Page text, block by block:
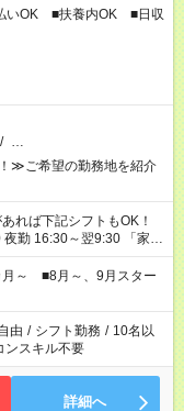
いOK ■扶養内OK ■日収
/ …
≫ご希望の勤務地を紹介
16:30～翌9:30 「家族
夕飯の準備がしたい」
ご希望を教えてください
計で週40時間を超える場
月～ ■8月～、9月スター
由 / シフト勤務 / 10名以
ンスキル不要
詳細へ